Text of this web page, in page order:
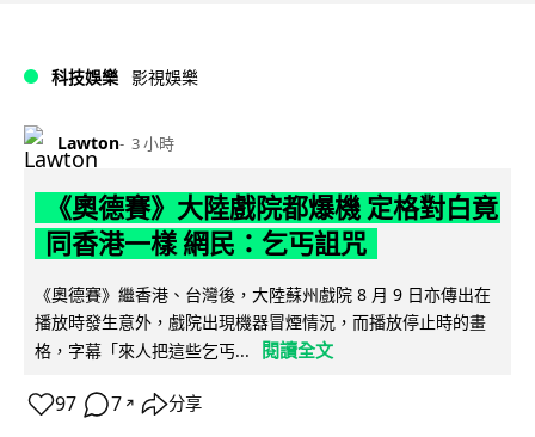
科技娛樂 影視娛樂
Lawton 3 小時
《奧德賽》大陸戲院都爆機 定格對白竟
同香港一樣 網民：乞丐詛咒
《奧德賽》繼香港、台灣後，大陸蘇州戲院 8 月 9 日亦傳出在
播放時發生意外，戲院出現機器冒煙情況，而播放停止時的畫
格，字幕「來人把這些乞丐...
閱讀全文
97 7 ↗ 分享